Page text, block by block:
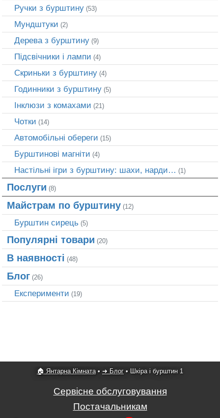
Ручки з бурштину (53)
Мундштуки (2)
Дерева з бурштину (9)
Підсвічники і лампи (4)
Скриньки з бурштину (4)
Годинники з бурштину (5)
Інклюзи з комахами (21)
Чотки (14)
Автомобільні обереги (15)
Бурштинові магніти (4)
Настільні ігри з бурштину: шахи, нарди… (1)
Послуги (8)
Майстрам по бурштину (12)
Бурштин сирець (5)
Популярні товари (20)
В наявності (48)
Блог (26)
Експерименти (19)
🏠 Янтарна Кімната• ➜ Блог • Шкіра і бурштин 1
Сервісне обслуговування
Постачальникам